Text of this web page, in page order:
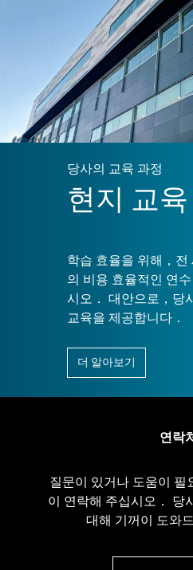
당사의 교육 과정
현지 교육
학습 효율을 위해，전
의 비용 효율적인 연
시오． 대안으로，당
교육을 제공합니다．
더 알아보기
연락
질문이 있거나 도움이 필
이 연락해 주십시오． 당
대해 기꺼이 도와